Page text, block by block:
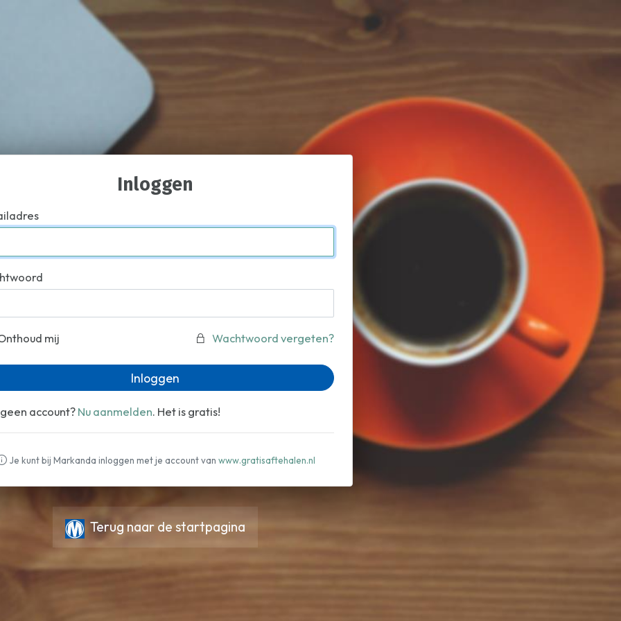
Inloggen
Wachtwoord vergeten?
mij
Inloggen
account? Nu aanmelden. Het is gratis!
Je kunt bij Markanda inloggen met je account van www.gratisaftehalen.nl
Terug naar de startpagina